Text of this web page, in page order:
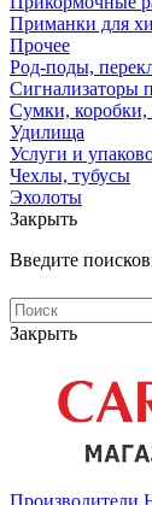
Приманки для
Прочее
Род-поды,
Сигнализаторы
Сумки, коробки,
Удилища
Услуги и
Чехлы, тубусы
Эхолоты
Закрыть
Введите
Закрыть
Производители